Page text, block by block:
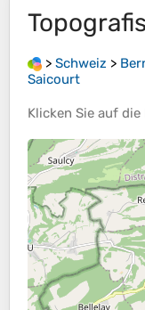
> Schweiz >
Saicourt
Klicken Sie auf die